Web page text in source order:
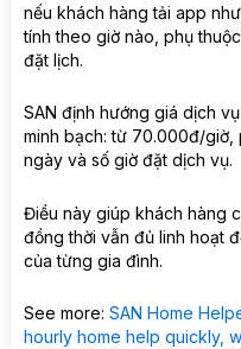
nếu khách hàng tải app
tính theo giờ nào, phụ
đặt lịch.
SAN định hướng giá dịch
minh bạch: từ 70.000đ/giờ,
ngày và số giờ đặt dịch vụ.
Điều này giúp khách hàng
đồng thời vẫn đủ linh hoạt
của từng gia đình.
See more: SAN Home
hourly home help quickly,